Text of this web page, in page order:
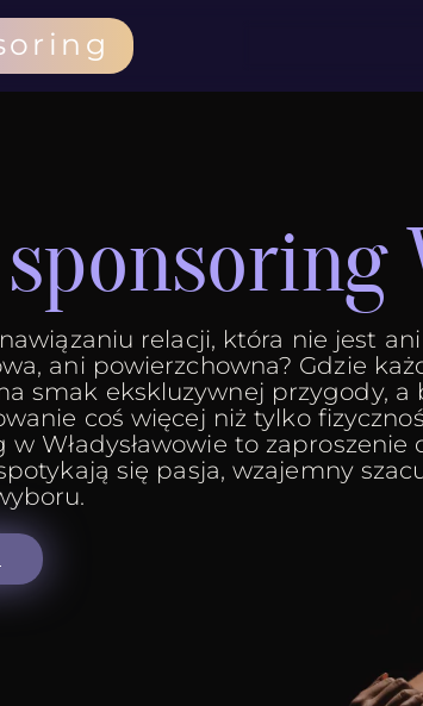
relacji, która nie jest ani
ani powierzchowna? Gdzie
smak ekskluzywnej przygody, a
coś więcej niż tylko
w Władysławowie to zaproszenie
się pasja, wzajemny